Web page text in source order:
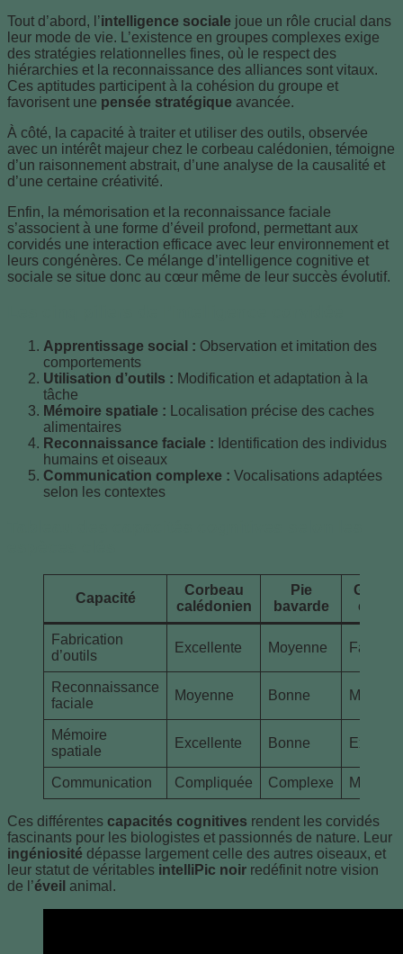
Tout d’abord, l’intelligence sociale joue un rôle crucial dans
leur mode de vie. L’existence en groupes complexes exige
des stratégies relationnelles fines, où le respect des
hiérarchies et la reconnaissance des alliances sont vitaux.
Ces aptitudes participent à la cohésion du groupe et
favorisent une pensée stratégique avancée.
À côté, la capacité à traiter et utiliser des outils, observée
avec un intérêt majeur chez le corbeau calédonien, témoigne
d’un raisonnement abstrait, d’une analyse de la causalité et
d’une certaine créativité.
Enfin, la mémorisation et la reconnaissance faciale
s’associent à une forme d’éveil profond, permettant aux
corvidés une interaction efficace avec leur environnement et
leurs congénères. Ce mélange d’intelligence cognitive et
sociale se situe donc au cœur même de leur succès évolutif.
Apprentissage social : Observation et imitation des
comportements
Utilisation d’outils : Modification et adaptation à la
tâche
Mémoire spatiale : Localisation précise des caches
alimentaires
Reconnaissance faciale : Identification des individus
humains et oiseaux
Communication complexe : Vocalisations adaptées
selon les contextes
Capacité
Corbeau
calédonien
Pie
bavarde
Geai
Fabrication
d’outils
Excellente Moyenne Faible
Reconnaissance
faciale
Moyenne Bonne
Mémoire
spatiale
Excellente Bonne
Communication Compliquée Complexe
Ces différentes capacités cognitives rendent les corvidés
fascinants pour les biologistes et passionnés de nature. Leur
ingéniosité dépasse largement celle des autres oiseaux, et
leur statut de véritables intelliPic noir redéfinit notre vision
de l’éveil animal.